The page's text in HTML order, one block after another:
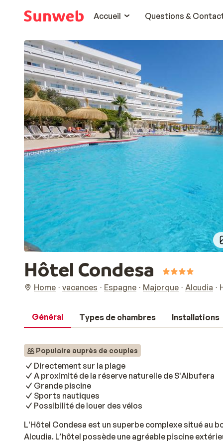
Accueil
Questions &
Hôtel Condesa
Home vacances Espagne Majorque Alcudia
Général Types de chambres Installations
Populaire auprès de couples
Directement sur la plage
A proximité de la réserve naturelle de S'Albufera
Grande piscine
Sports nautiques
Possibilité de louer des vélos
L'Hôtel Condesa est un superbe complexe situé au
Alcudia. L’hôtel possède une agréable piscine